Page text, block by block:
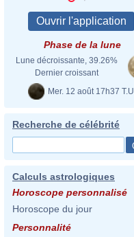
Phase de la lune
Lune décroissante, 39.26%
Dernier croissant
Mer. 12 août 17h37 T.U.
Recherche de célébrité
Calculs astrologiques
Horoscope personnalisé
Horoscope du jour
Personnalité